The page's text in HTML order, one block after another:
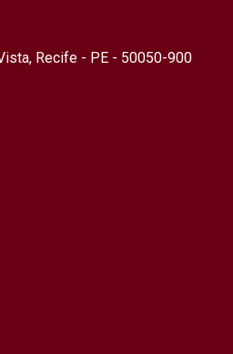
Recife - PE - 50050-900